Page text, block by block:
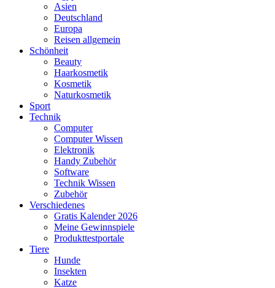
Asien
Deutschland
Europa
Reisen allgemein
Schönheit
Beauty
Haarkosmetik
Kosmetik
Naturkosmetik
Sport
Technik
Computer
Computer Wissen
Elektronik
Handy Zubehör
Software
Technik Wissen
Zubehör
Verschiedenes
Gratis Kalender 2026
Meine Gewinnspiele
Produkttestportale
Tiere
Hunde
Insekten
Katze